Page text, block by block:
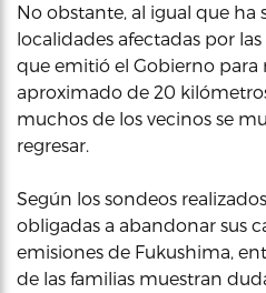
No obstante, al igual que ha
localidades afectadas por
que emitió el Gobierno
aproximado de 20
muchos de los vecinos se
regresar.
Según los sondeos
obligadas a abandonar sus
emisiones de Fukushima,
de las familias muestran